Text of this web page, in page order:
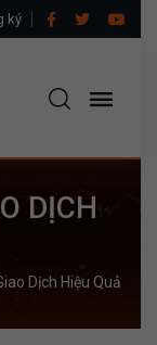
ký
DỊCH
Dịch Hiệu Quả